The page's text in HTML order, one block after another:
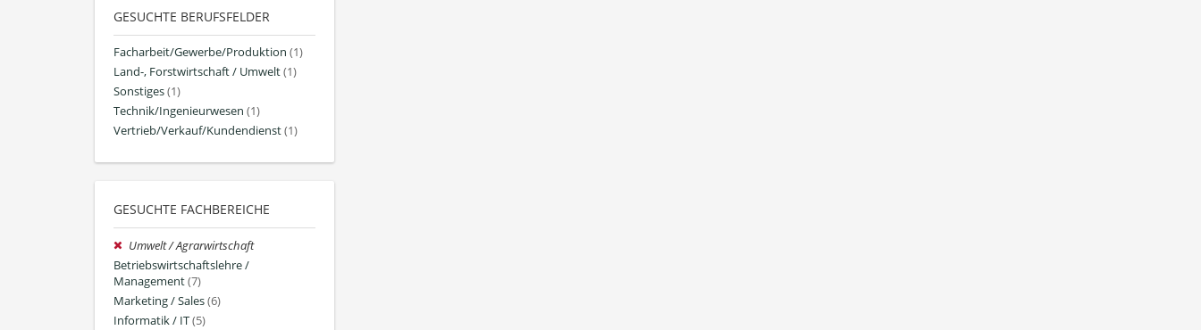
GESUCHTE BERUFSFELDER
Facharbeit/Gewerbe/Produktion (1)
Land-, Forstwirtschaft / Umwelt(1)
Sonstiges(1)
Technik/Ingenieurwesen (1)
Vertrieb/Verkauf/Kundendienst(1)
GESUCHTE FACHBEREICHE
Umwelt / Agrarwirtschaft
Betriebswirtschaftslehre /
Management(7)
Marketing / Sales(6)
Informatik / IT(5)